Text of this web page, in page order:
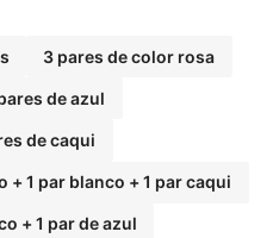
3 pares de color rosa
de azul
de caqui
+ 1 par blanco + 1 par caqui
+ 1 par de azul